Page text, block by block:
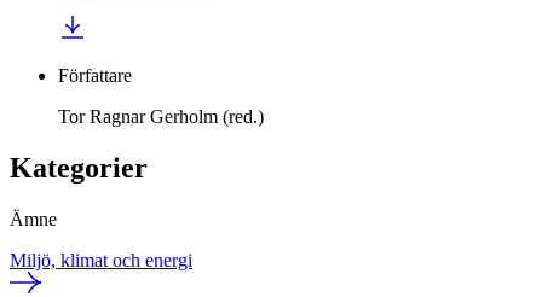
Författare
Tor Ragnar Gerholm (red.)
Kategorier
Ämne
Miljö, klimat och energi